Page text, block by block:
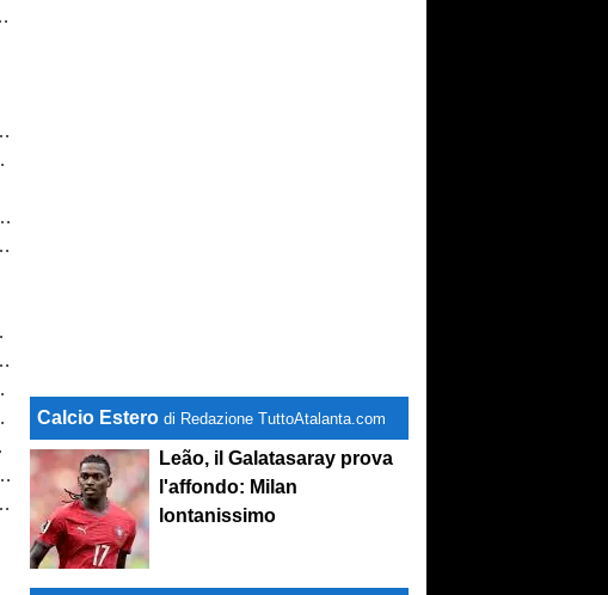
Calcio Estero di Redazione TuttoAtalanta.com
Leão, il Galatasaray prova
l'affondo: Milan
lontanissimo